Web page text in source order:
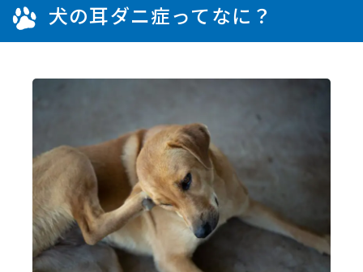
犬の耳ダニ症ってなに？